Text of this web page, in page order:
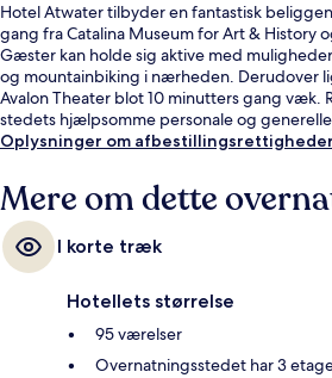
Hotel Atwater tilbyder en fantastisk
gang fra Catalina Museum for Art & History
Gæster kan holde sig aktive med
og mountainbiking i nærheden. Derudover
Avalon Theater blot 10 minutters gang væk.
stedets hjælpsomme personale og
Oplysninger om afbestillingsrettigheder
Mere om dette
I korte træk
Hotellets størrelse
95 værelser
Overnatningsstedet har 3